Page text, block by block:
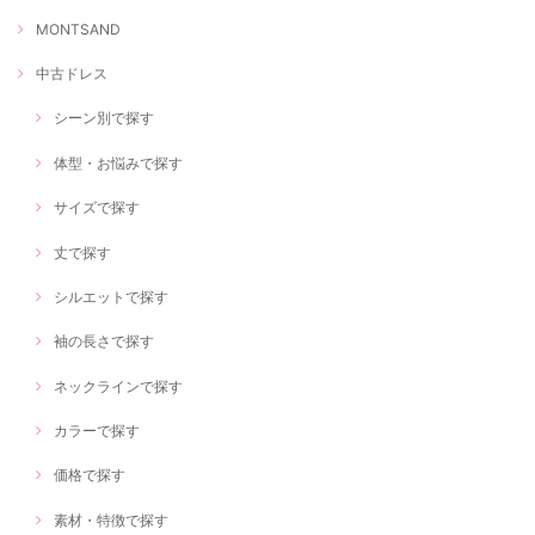
MONTSAND
中古ドレス
シーン別で探す
体型・お悩みで探す
サイズで探す
丈で探す
シルエットで探す
袖の長さで探す
ネックラインで探す
カラーで探す
価格で探す
素材・特徴で探す